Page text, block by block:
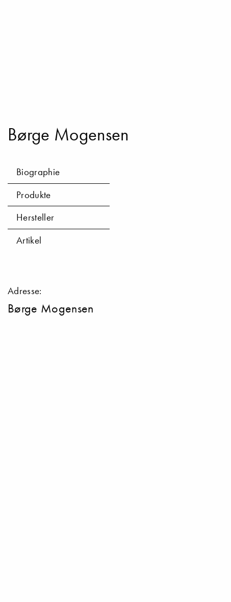
Børge Mogensen
Biographie
Produkte
Hersteller
Artikel
Adresse:
Børge Mogensen